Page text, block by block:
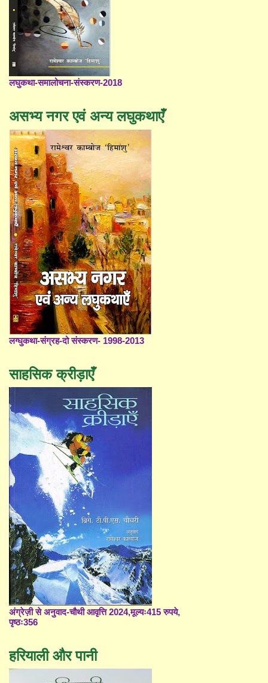
लघुकथा-समालोचना-संस्करण-2018
असभ्य नगर एवं अन्य लघुकथाएँ
लग्घुकथा-संग्रह-दो संस्करण- 1998-2013
साहसिक क्रीड़ाएँ
अंग्रेज़ी से अनुवाद-चौथी आवृत्ति 2024,मूल्यः415 रुपये,
पृष्ठः356
हरियाली और पानी